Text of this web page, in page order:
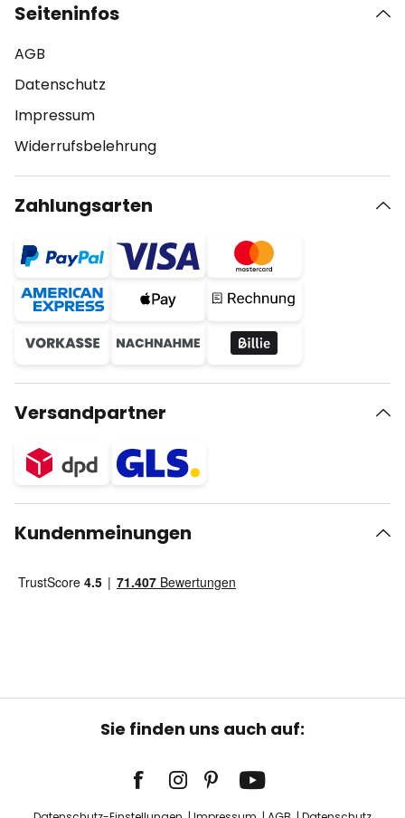
Seiteninfos
AGB
Datenschutz
Impressum
Widerrufsbelehrung
Zahlungsarten
Versandpartner
Kundenmeinungen
Sie finden uns auch auf: